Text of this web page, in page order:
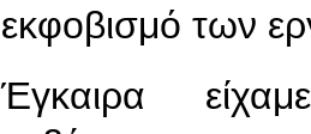
εκφοβισμό των
Έγκαιρα